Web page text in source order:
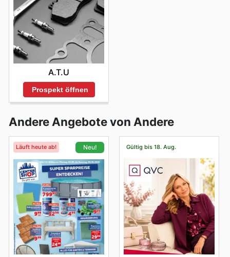
A.T.U
Prospekt öffnen
Andere Angebote von Andere
Läuft heute ab! Neu! Gültig bis 18. Aug.